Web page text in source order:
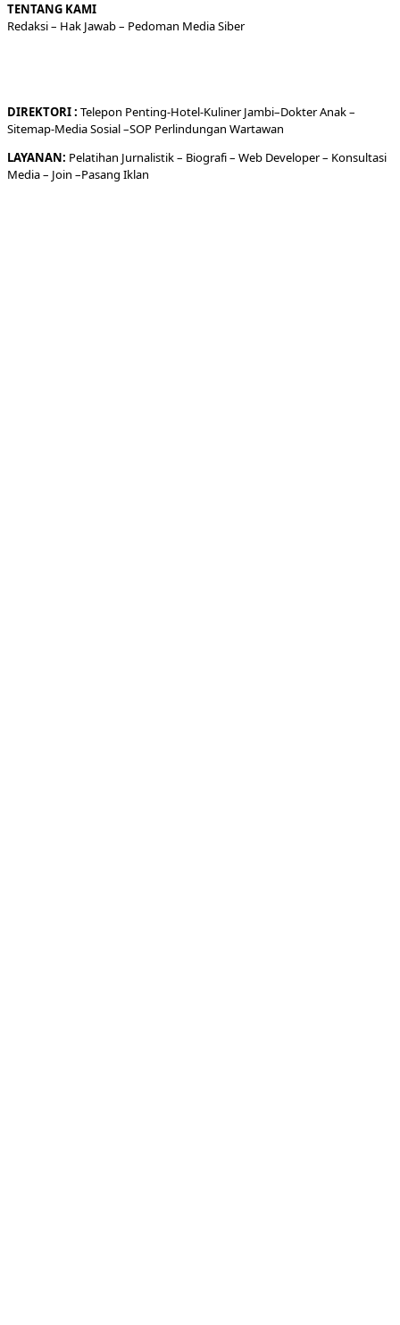
TENTANG KAMI
Redaksi– Hak Jawab – Pedoman Media Siber
DIREKTORI: Telepon Penting-Hotel-KulinerJambi–DokterAnak –
Sitemap-Media Sosial –SOP Perlindungan Wartawan
LAYANAN: Pelatihan Jurnalistik – Biografi– Web Developer– Konsultasi
Media– Join –Pasang Iklan